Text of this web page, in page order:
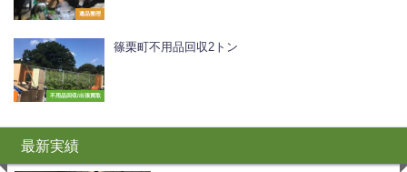
遺品整理
不用品回収/出張買取
篠栗町不用品回収2トン
最新実績